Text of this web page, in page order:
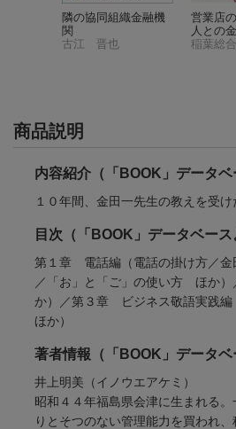
隣の協同組織金融機
関
古江 晋也
営業店
人との
稲葉総
商品説明
内容紹介（「BOOK」データベ
１０年間、金田一先生の教えを受
目次（「BOOK」データベース
第１章 電話編（電話の掛け方／金
／「お」と「ご」の使い方 ほか
か）／第３章 ビジネス敬語実践編
ほか）
著者情報（「BOOK」データベ
井上明美（イノウエアケミ）
昭和４４年福島県会津に生まれる
りとそつのない管理能力を買われ